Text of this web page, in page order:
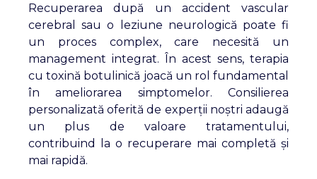
Recuperarea după un accident vascular
cerebral sau o leziune neurologică poate fi
un proces complex, care necesită un
management integrat. În acest sens, terapia
cu toxină botulinică joacă un rol fundamental
în ameliorarea simptomelor. Consilierea
personalizată oferită de experții noștri adaugă
un plus de valoare tratamentului,
contribuind la o recuperare mai completă și
mai rapidă.